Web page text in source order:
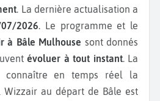
. La dernière actualisation a
2026. Le programme et le
à Bâle Mulhouse sont donnés
évoluer à tout instant. La
connaître en temps réel la
au départ de Bâle est